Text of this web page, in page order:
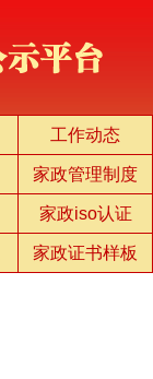
工作动态
家政管理制度
家政iso认证
家政证书样板